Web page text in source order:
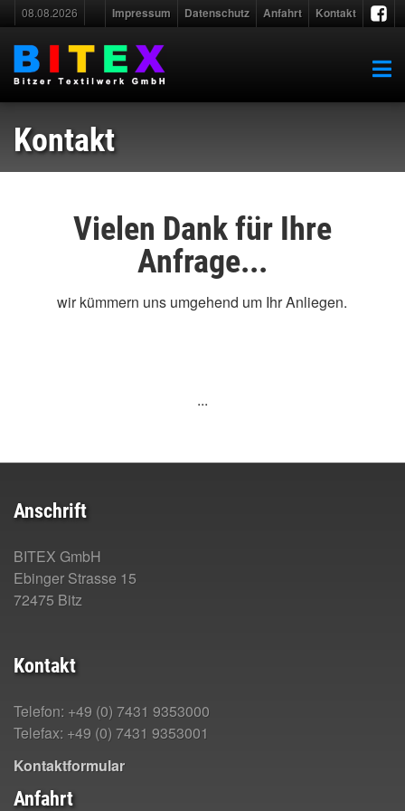
08.08.2026 Impressum Datenschutz Anfahrt Kontakt
Kontakt
Vielen Dank für Ihre
Anfrage...
wir kümmern uns umgehend um Ihr Anliegen.
...
Anschrift
BITEX GmbH
Ebinger Strasse 15
72475 Bitz
Kontakt
Telefon: +49 (0) 7431 9353000
Telefax: +49 (0) 7431 9353001
Kontaktformular
Anfahrt